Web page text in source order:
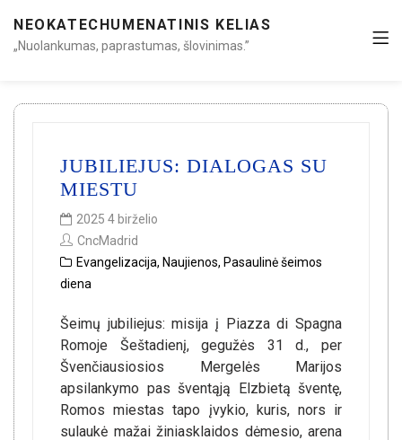
NEOKATECHUMENATINIS KELIAS
„Nuolankumas, paprastumas, šlovinimas.”
JUBILIEJUS: DIALOGAS SU
MIESTU
2025 4 birželio
CncMadrid
Evangelizacija, Naujienos, Pasaulinė šeimos
diena
Šeimų jubiliejus: misija į Piazza di Spagna
Romoje Šeštadienį, gegužės 31 d., per
Švenčiausiosios Mergelės Marijos
apsilankymo pas šventąją Elzbietą šventę,
Romos miestas tapo įvykio, kuris, nors ir
sulaukė mažai žiniasklaidos dėmesio, arena